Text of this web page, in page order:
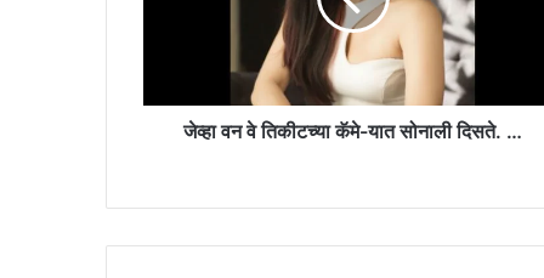
च्या
या
जेव्हा वन वे तिकीटच्या कॅमे-यात सोनाली दिसते. …